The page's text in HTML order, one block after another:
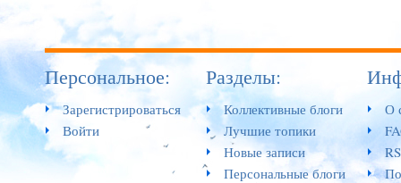
Персональное:
Зарегистрироваться
Войти
Разделы:
Коллективные блоги
Лучшие топики
Новые записи
Персональные блоги
О